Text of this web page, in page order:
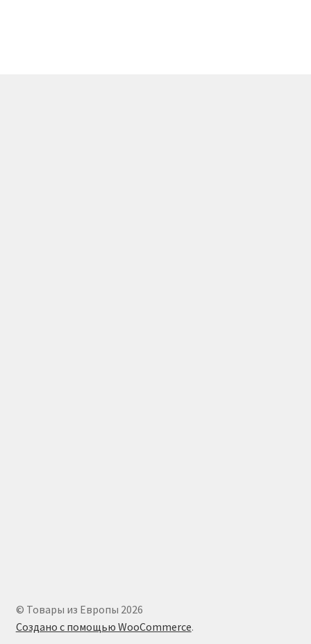
© Товары из Европы 2026
Создано с помощью WooCommerce.